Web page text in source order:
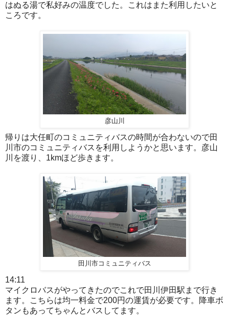
はぬる湯で私好みの温度でした。これはまた利用したいと
ころです。
彦山川
帰りは大任町のコミュニティバスの時間が合わないので田
川市のコミュニティバスを利用しようかと思います。彦山
川を渡り、1kmほど歩きます。
田川市コミュニティバス
14:11
マイクロバスがやってきたのでこれで田川伊田駅まで行き
ます。こちらは均一料金で200円の運賃が必要です。降車ボ
タンもあってちゃんとバスしてます。